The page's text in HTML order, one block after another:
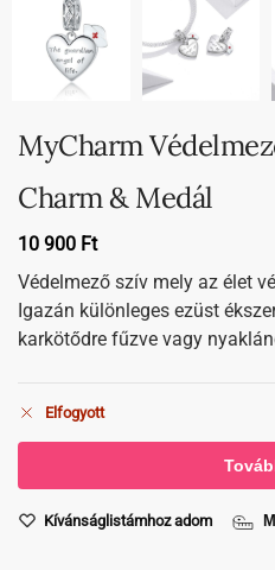
MyCharm
Charm & Medál
10 900 Ft
Védelmező szív mely az élet
Igazán különleges ezüst
karkötődre fűzve vagy
Elfogyott
Kívánságlistámhoz adom